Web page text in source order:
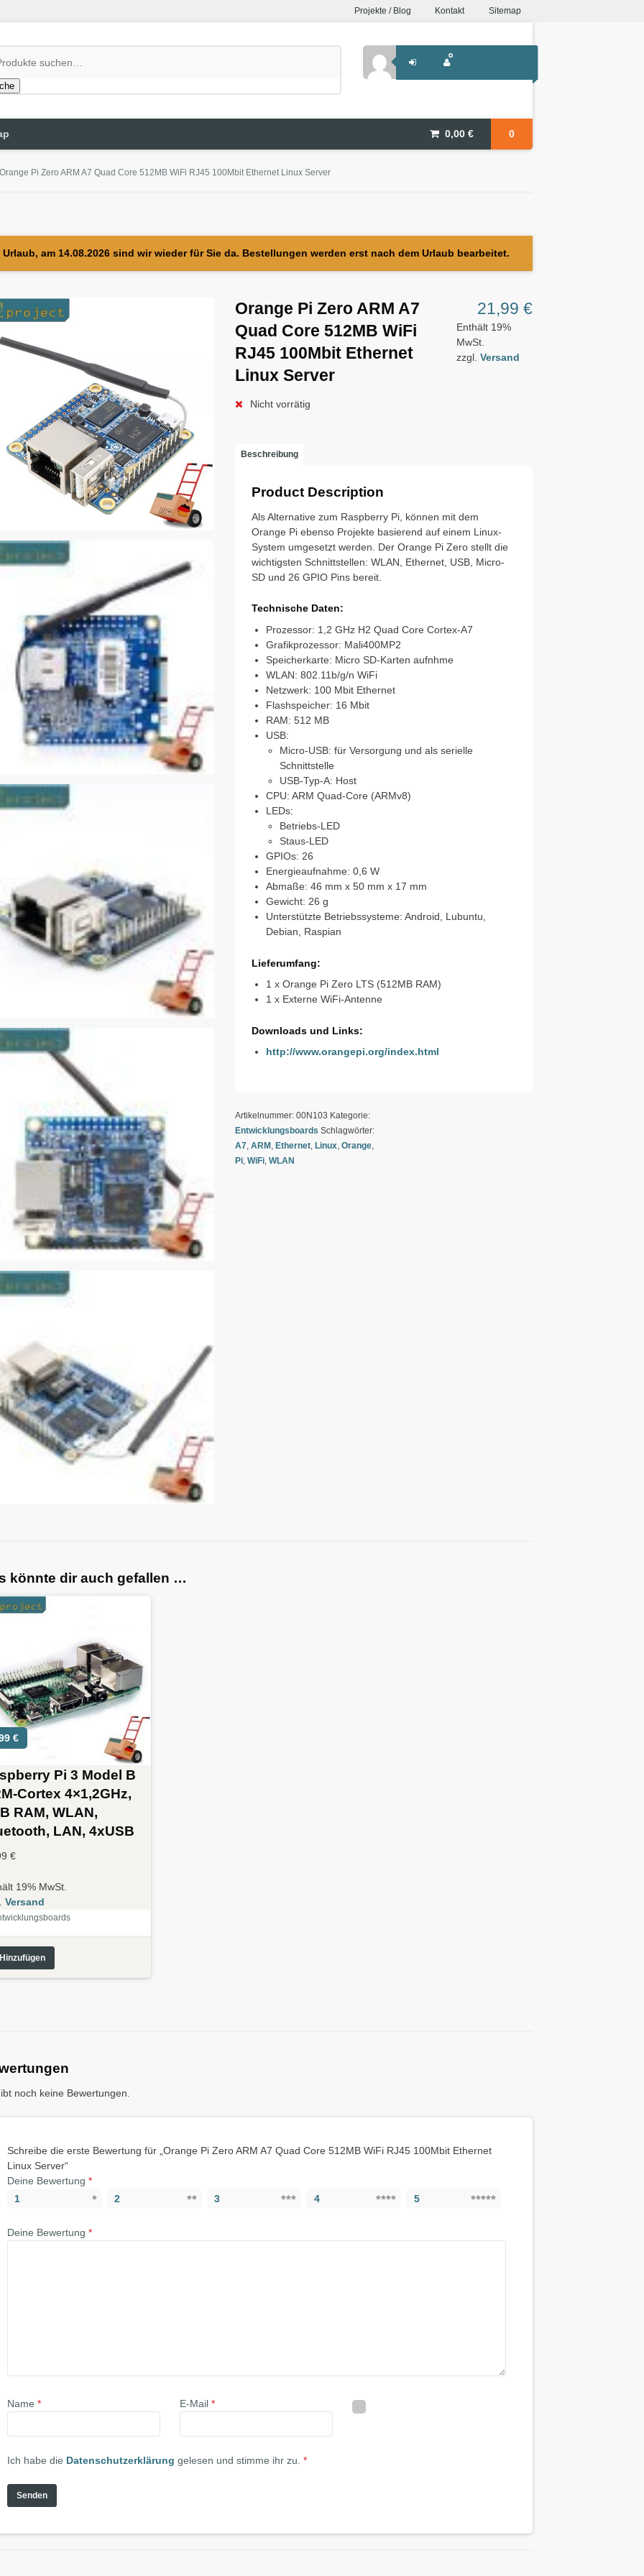
Projekte / Blog Kontakt Sitemap
0,00 € 0
Pi Zero ARM A7 Quad Core 512MB WiFi RJ45 100Mbit Ethernet Linux Server
Urlaub, am 14.08.2026 sind wir wieder für Sie da. Bestellungen werden erst nach dem Urlaub bearbeitet.
Orange Pi Zero ARM A7
Quad Core 512MB WiFi
RJ45 100Mbit Ethernet
Linux Server
21,99 €
Enthält 19%
MwSt.
zzgl.Versand
Nicht vorrätig
Beschreibung
Product Description
Als Alternative zum Raspberry Pi, können mit dem
Orange Pi ebenso Projekte basierend auf einem Linux-
System umgesetzt werden. Der Orange Pi Zero stellt die
wichtigsten Schnittstellen: WLAN, Ethernet, USB, Micro-
SD und 26 GPIO Pins bereit.
Technische Daten:
Prozessor: 1,2 GHz H2 Quad Core Cortex-A7
Grafikprozessor: Mali400MP2
Speicherkarte: Micro SD-Karten aufnhme
WLAN: 802.11b/g/n WiFi
Netzwerk: 100 Mbit Ethernet
Flashspeicher: 16 Mbit
RAM: 512 MB
USB:
Micro-USB: für Versorgung und als serielle
Schnittstelle
USB-Typ-A: Host
CPU: ARM Quad-Core (ARMv8)
LEDs:
Betriebs-LED
Staus-LED
GPIOs: 26
Energieaufnahme: 0,6 W
Abmaße: 46 mm x 50 mm x 17 mm
Gewicht: 26 g
Unterstützte Betriebssysteme: Android, Lubuntu,
Debian, Raspian
Lieferumfang:
1 x Orange Pi Zero LTS (512MB RAM)
1 x Externe WiFi-Antenne
Downloads und Links:
http://www.orangepi.org/index.html
Artikelnummer:00N103 Kategorie:
Entwicklungsboards Schlagwörter:
A7,ARM , Ethernet, Linux,Orange,
Pi,WiFi,WLAN
könnte dir auch gefallen …
€
Pi 3 Model B
Cortex 4×1,2GHz,
RAM, WLAN,
LAN, 4xUSB
€
19% MwSt.
Versand
Hinzufügen
noch keine Bewertungen.
Schreibe die erste Bewertung für „Orange Pi Zero ARM A7 Quad Core 512MB WiFi RJ45 100Mbit Ethernet
Linux Server“
Deine Bewertung *
1
2 3 4 5
Deine Bewertung *
Name * E-Mail *
Ich habe die Datenschutzerklärung gelesen und stimme ihr zu. *